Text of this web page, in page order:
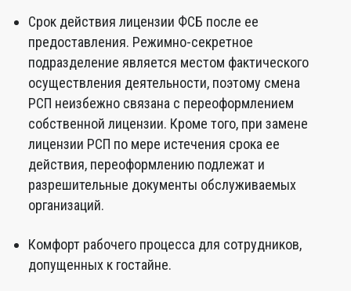
Срок действия лицензии ФСБ после ее
предоставления. Режимно-секретное
подразделение является местом фактического
осуществления деятельности, поэтому смена
РСП неизбежно связана с переоформлением
собственной лицензии. Кроме того, при замене
лицензии РСП по мере истечения срока ее
действия, переоформлению подлежат и
разрешительные документы обслуживаемых
организаций.
Комфорт рабочего процесса для сотрудников,
допущенных к гостайне.